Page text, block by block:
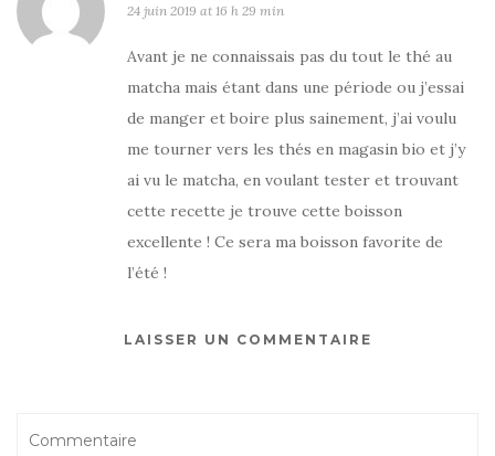
24 juin 2019 at 16 h 29 min
Avant je ne connaissais pas du tout le thé au
matcha mais étant dans une période ou j’essai
de manger et boire plus sainement, j’ai voulu
me tourner vers les thés en magasin bio et j’y
ai vu le matcha, en voulant tester et trouvant
cette recette je trouve cette boisson
excellente ! Ce sera ma boisson favorite de
l’été !
LAISSER UN COMMENTAIRE